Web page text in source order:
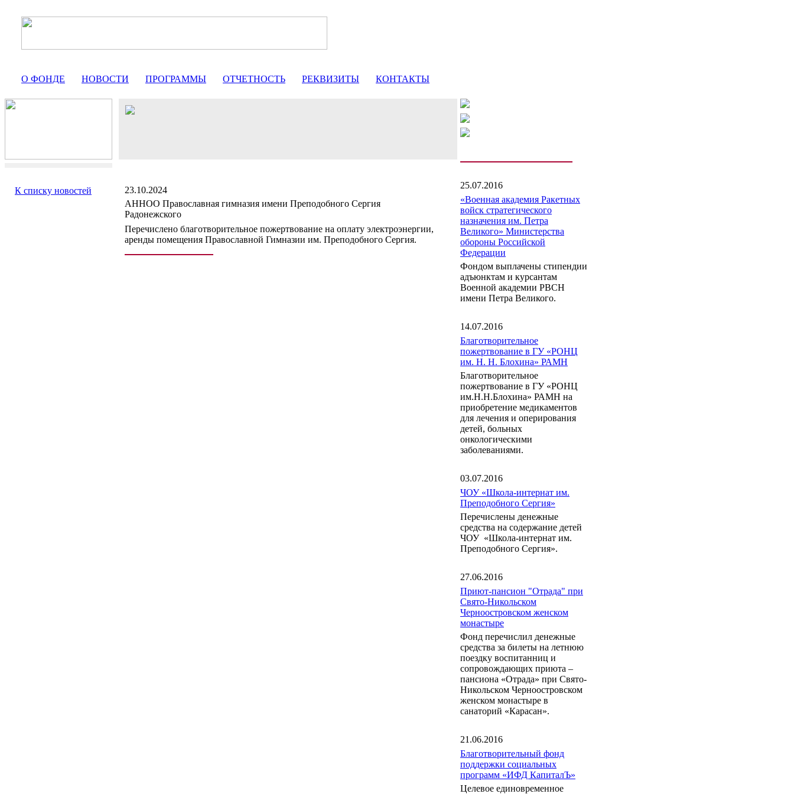
О ФОНДЕ НОВОСТИ ПРОГРАММЫ ОТЧЕТНОСТЬ РЕКВИЗИТЫ КОНТАКТЫ
К списку новостей
23.10.2024
АННОО Православная гимназия имени Преподобного Сергия
Радонежского
Перечислено благотворительное пожертвование на оплату электроэнергии,
аренды помещения Православной Гимназии им. Преподобного Сергия.
25.07.2016
«Военная академия Ракетных
войск стратегического
назначения им. Петра
Великого» Министерства
обороны Российской
Федерации
Фондом выплачены стипендии
адъюнктам и курсантам
Военной академии РВСН
имени Петра Великого.
14.07.2016
Благотворительное
пожертвование в ГУ «РОНЦ
им. Н. Н. Блохина» РАМН
Благотворительное
пожертвование в ГУ «РОНЦ
им.Н.Н.Блохина» РАМН на
приобретение медикаментов
для лечения и оперирования
детей, больных
онкологическими
заболеваниями.
03.07.2016
ЧОУ «Школа-интернат им.
Преподобного Сергия»
Перечислены денежные
средства на содержание детей
ЧОУ «Школа-интернат им.
Преподобного Сергия».
27.06.2016
Приют-пансион "Отрада" при
Свято-Никольском
Черноостровском женском
монастыре
Фонд перечислил денежные
средства за билеты на летнюю
поездку воспитанниц и
сопровождающих приюта –
пансиона «Отрада» при Свято-
Никольском Черноостровском
женском монастыре в
санаторий «Карасан».
21.06.2016
Благотворительный фонд
поддержки социальных
программ «ИФД КапиталЪ»
Целевое единовременное